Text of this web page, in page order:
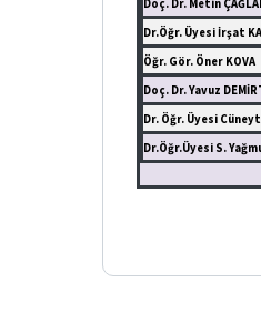
Doç. Dr. Metin
Dr.Öğr. Üyesi İrşat
Öğr. Gör. Öner KOVA
Doç. Dr. Yavuz
Dr. Öğr. Üyesi
Dr.Öğr.Üyesi S.